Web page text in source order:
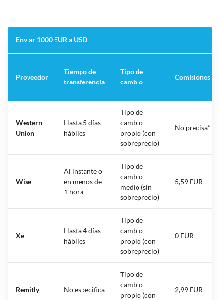
Enviar 1000 EUR a USD
Proveedor
Tiempo de
transferencia
Tipo de
cambio
Comisiones
Western
Union
Hasta 5 días
hábiles
Tipo de
cambio
propio (con
sobreprecio)
No precisa*
Wise
Al instante o
en menos de
1 hora
Tipo de
cambio
medio (sin
sobreprecio)
5,59 EUR
Xe
Hasta 4 días
hábiles
Tipo de
cambio
propio (con
sobreprecio)
0 EUR
Remitly No especifica
Tipo de
cambio
propio (con
2,99 EUR